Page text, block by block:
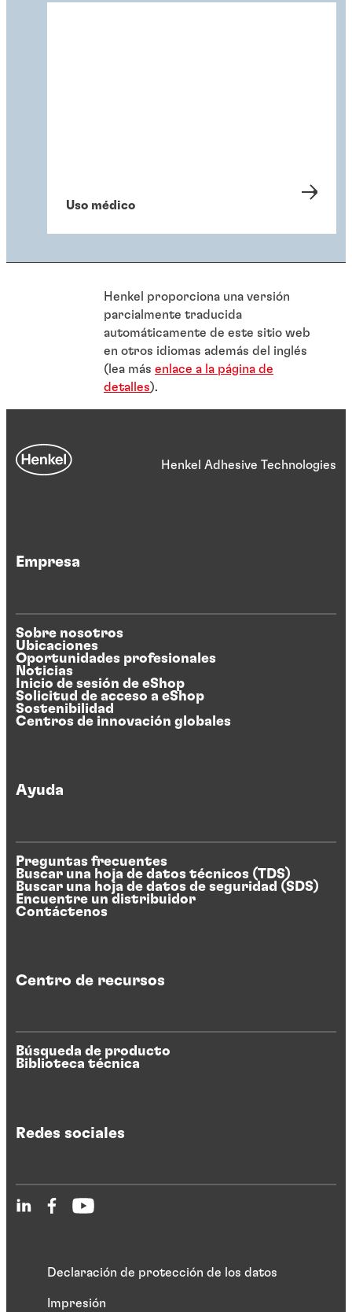
Uso médico
Henkel proporciona una versión
parcialmente traducida
automáticamente de este sitio web
en otros idiomas además del inglés
(lea más enlace a la página de
detalles).
Henkel Adhesive Technologies
Empresa
Sobre nosotros
Ubicaciones
Oportunidades profesionales
Noticias
Inicio de sesión de eShop
Solicitud de acceso a eShop
Sostenibilidad
Centros de innovación globales
Ayuda
Preguntas frecuentes
Buscar una hoja de datos técnicos (TDS)
Buscar una hoja de datos de seguridad (SDS)
Encuentre un distribuidor
Contáctenos
Centro de recursos
Búsqueda de producto
Biblioteca técnica
Redes sociales
Declaración de protección de los datos
Impresión